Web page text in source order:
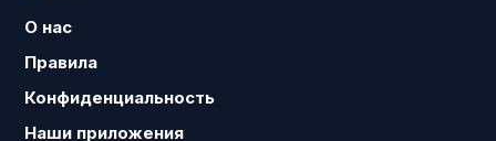
О нас
Правила
Конфиденциальность
Наши приложения